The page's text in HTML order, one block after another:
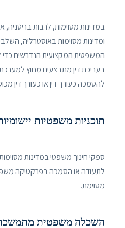
במדינות מסוימות, לרבות בריטניה,
ומדינות מסוימות באוסטרליה,
המשפטית המקצועית הנדרשים כדי
בעריכת דין מתבצעים מחוץ
להסמכה כעורך דין או כעורך דין
תוכניות משפטיות
ספקי חינוך משפטי במדינות
לתעודה או הסמכה בפרקטיקה
מסוימת.
השכלה משפטית